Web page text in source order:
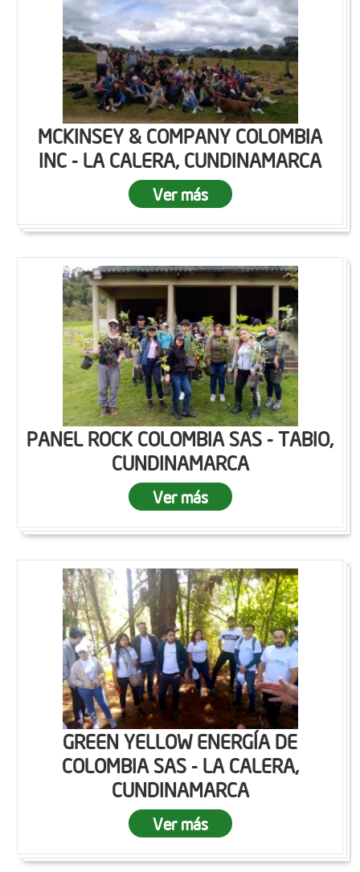
MCKINSEY & COMPANY COLOMBIA
INC - LA CALERA, CUNDINAMARCA
Ver más
PANEL ROCK COLOMBIA SAS - TABIO,
CUNDINAMARCA
Ver más
GREEN YELLOW ENERGÍA DE
COLOMBIA SAS - LA CALERA,
CUNDINAMARCA
Ver más